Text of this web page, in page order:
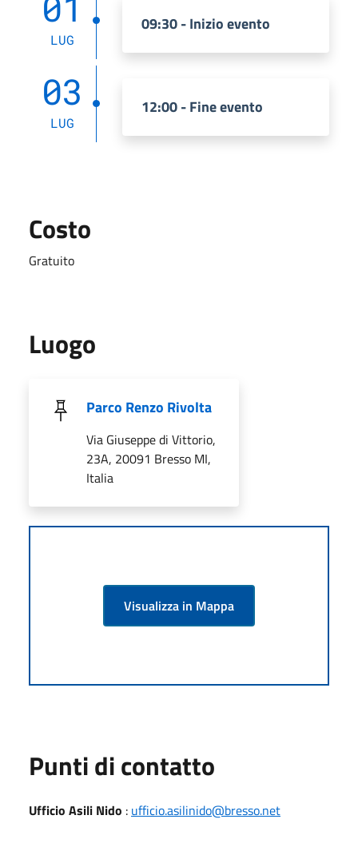
LUG
09:30 - Inizio evento
03
LUG
12:00 - Fine evento
Costo
Gratuito
Luogo
Parco Renzo Rivolta
Via Giuseppe di Vittorio,
23A, 20091 Bresso MI,
Italia
Visualizza in Mappa
Punti di contatto
Ufficio Asili Nido : ufficio.asilinido@bresso.net